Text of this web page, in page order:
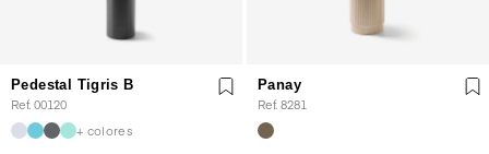
Pedestal Tigris B
Ref. 00120
+ colores
Panay
Ref. 8281